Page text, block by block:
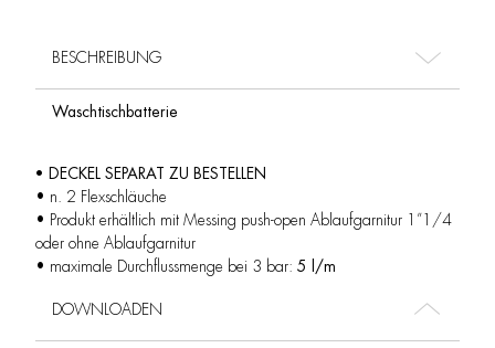
BESCHREIBUNG
Waschtischbatterie
• DECKEL SEPARAT ZU BESTELLEN
• n. 2 Flexschläuche
• Produkt erhältlich mit Messing push-open Ablaufgarnitur 1”1/4
oder ohne Ablaufgarnitur
• maximale Durchflussmenge bei 3 bar: 5 l/m
DOWNLOADEN